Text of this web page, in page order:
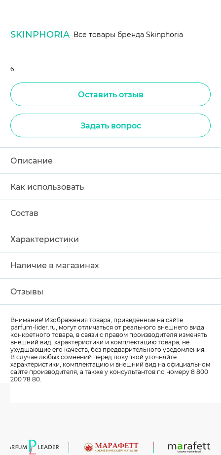
SKINPHORIA Все товары бренда Skinphoria
6
Оставить отзыв
Задать вопрос
Описание
Как использовать
Состав
Характеристики
Наличие в магазинах
Отзывы
Внимание! Изображения товара, приведенные на сайте
parfum-lider.ru, могут отличаться от реального внешнего вида
конкретного товара, в связи с правом производителя изменять
внешний вид, характеристики и комплектацию товара, не
ухудшающие его качеств, без предварительного уведомления.
В случае любых сомнений перед покупкой уточняйте
характеристики, комплектацию и внешний вид на официальном
сайте производителя, а также у консультантов по номеру 8 800
200 78 80.